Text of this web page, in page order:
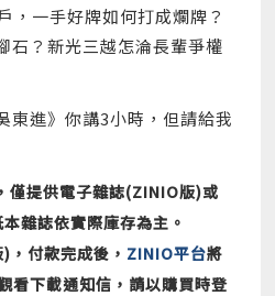
，一手好牌如何打成爛牌？
石？新光三越怎淪長輩爭權
東進》你講3小時，但請給我
僅提供電子雜誌(ZINIO版)或
雜誌依實際庫存為主。
付款完成後， ZINIO平台將
看下載通知信，請以購買時登